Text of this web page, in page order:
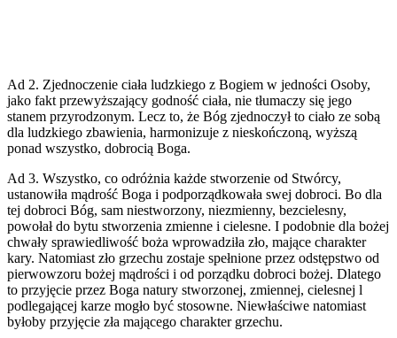
Ad 2. Zjednoczenie ciała ludzkiego z Bogiem w jedności Osoby,
jako fakt przewyższający godność ciała, nie tłumaczy się jego
stanem przyrodzonym. Lecz to, że Bóg zjednoczył to ciało ze sobą
dla ludzkiego zbawienia, harmonizuje z nieskończoną, wyższą
ponad wszystko, dobrocią Boga.
Ad 3. Wszystko, co odróżnia każde stworzenie od Stwórcy,
ustanowiła mądrość Boga i podporządkowała swej dobroci. Bo dla
tej dobroci Bóg, sam niestworzony, niezmienny, bezcielesny,
powołał do bytu stworzenia zmienne i cielesne. I podobnie dla bożej
chwały sprawiedliwość boża wprowadziła zło, mające charakter
kary. Natomiast zło grzechu zostaje spełnione przez odstępstwo od
pierwowzoru bożej mądrości i od porządku dobroci bożej. Dlatego
to przyjęcie przez Boga natury stworzonej, zmiennej, cielesnej l
podlegającej karze mogło być stosowne. Niewłaściwe natomiast
byłoby przyjęcie zła mającego charakter grzechu.